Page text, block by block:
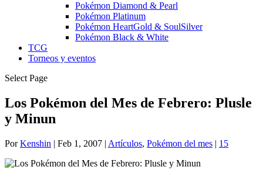
Pokémon Diamond & Pearl
Pokémon Platinum
Pokémon HeartGold & SoulSilver
Pokémon Black & White
TCG
Torneos y eventos
Select Page
Los Pokémon del Mes de Febrero: Plusle
y Minun
PorKenshin | Feb 1, 2007 | Artículos, Pokémon del mes | 15